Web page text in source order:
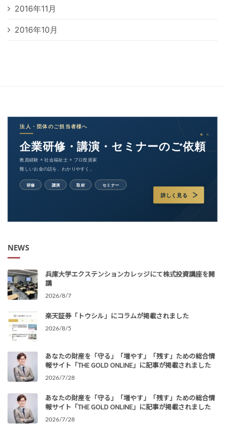
2016年11月
2016年10月
NEWS
兵庫大学エクステンションカレッジにて株式投資講座を開
講
2026/8/7
楽天証券「トウシル」にコラムが掲載されました
2026/8/5
あなたの財産を「守る」「増やす」「残す」ための総合情
報サイト「THE GOLD ONLINE」に記事が掲載されました
2026/7/28
あなたの財産を「守る」「増やす」「残す」ための総合情
報サイト「THE GOLD ONLINE」に記事が掲載されました
2026/7/28